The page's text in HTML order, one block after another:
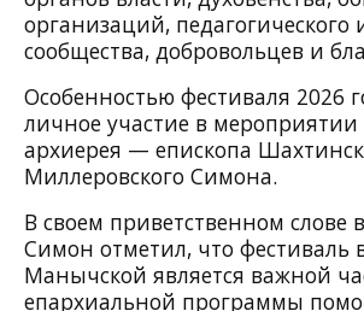
организаций, педагогического
сообщества, добровольцев и
Особенностью фестиваля 2026
личное участие в
архиерея — епископа
Миллеровского Симона.
В своем приветственном слове
Симон отметил, что фестиваль
Манычской является важной
епархиальной программы